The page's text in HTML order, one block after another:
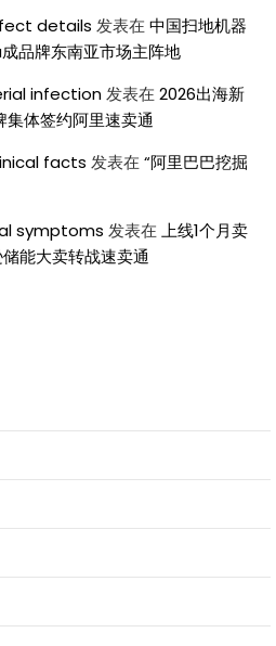
details 发表在 中国扫地机器
品牌东南亚市场主阵地
infection发表在 2026出海新
体签约阿里速卖通
facts 发表在 “阿里巴巴挖掘
symptoms 发表在 上线1个月卖
能大卖转战速卖通